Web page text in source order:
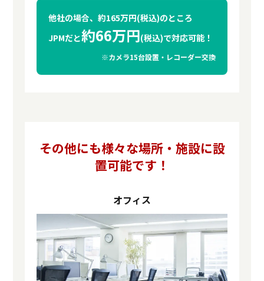
他社の場合、約165万円(税込)のところ
JPMだと約66万円(税込)で対応可能！
※カメラ15台設置・レコーダー交換
その他にも様々な場所・施設に設
置可能です！
オフィス